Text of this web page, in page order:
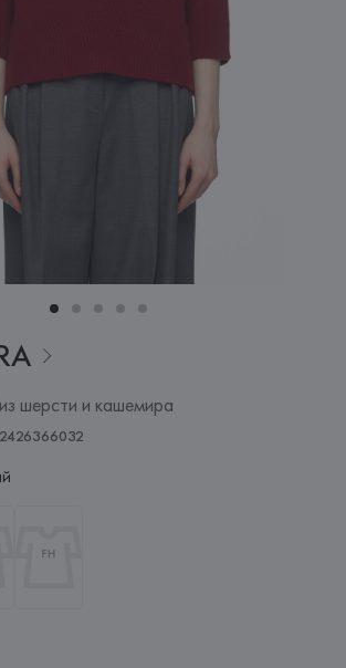
шерсти и кашемира
2426366032